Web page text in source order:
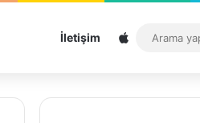
İletişim Sitemap